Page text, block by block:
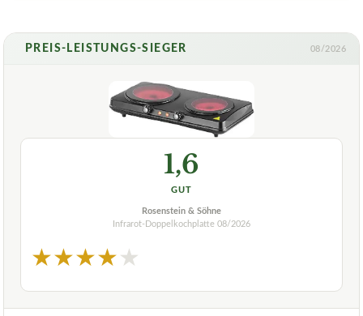
PREIS-LEISTUNGS-SIEGER 08/2026
1,6
GUT
Rosenstein & Söhne
Infrarot-Doppelkochplatte 08/2026
★★★★★